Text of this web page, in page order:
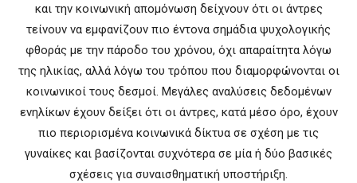
και την κοινωνική απομόνωση δείχνουν ότι οι άντρες
τείνουν να εμφανίζουν πιο έντονα σημάδια ψυχολογικής
φθοράς με την πάροδο του χρόνου, όχι απαραίτητα λόγω
της ηλικίας, αλλά λόγω του τρόπου που διαμορφώνονται οι
κοινωνικοί τους δεσμοί. Μεγάλες αναλύσεις δεδομένων
ενηλίκων έχουν δείξει ότι οι άντρες, κατά μέσο όρο, έχουν
πιο περιορισμένα κοινωνικά δίκτυα σε σχέση με τις
γυναίκες και βασίζονται συχνότερα σε μία ή δύο βασικές
σχέσεις για συναισθηματική υποστήριξη.